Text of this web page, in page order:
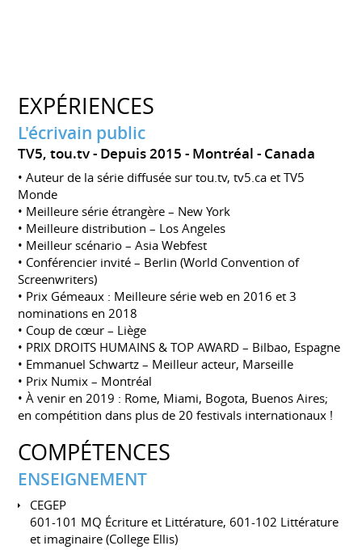
EXPÉRIENCES
L'écrivain public
TV5, tou.tv Depuis 2015 Montréal Canada
• Auteur de la série diffusée sur tou.tv, tv5.ca et TV5
Monde
• Meilleure série étrangère – New York
• Meilleure distribution – Los Angeles
• Meilleur scénario – Asia Webfest
• Conférencier invité – Berlin (World Convention of
Screenwriters)
• Prix Gémeaux : Meilleure série web en 2016 et 3
nominations en 2018
• Coup de cœur – Liège
• PRIX DROITS HUMAINS & TOP AWARD – Bilbao, Espagne
• Emmanuel Schwartz – Meilleur acteur, Marseille
• Prix Numix – Montréal
• À venir en 2019 : Rome, Miami, Bogota, Buenos Aires;
en compétition dans plus de 20 festivals internationaux !
COMPÉTENCES
ENSEIGNEMENT
CEGEP
601-101 MQ Écriture et Littérature, 601-102 Littérature
et imaginaire (College Ellis)